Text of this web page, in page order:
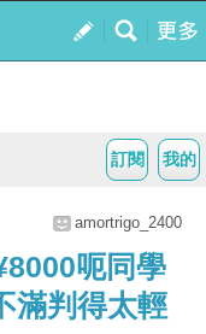
我的
訂閱
amortrigo_2400
呃同學
滿判得太輕